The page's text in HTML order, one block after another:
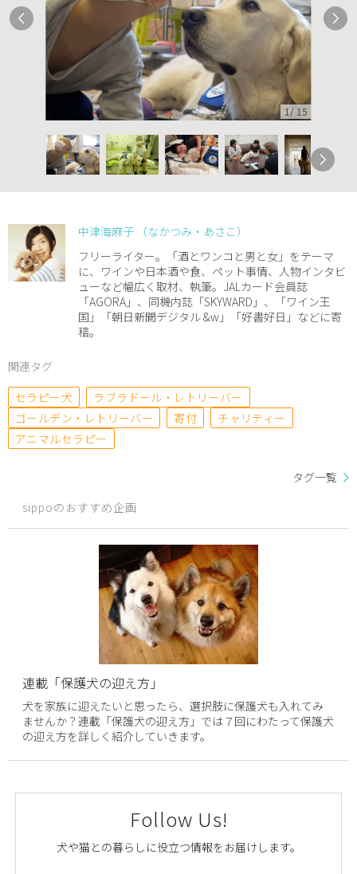
1 / 15
中津海麻子 （なかつみ・あさこ）
フリーライター。「酒とワンコと男と女」をテーマ
に、ワインや日本酒や食、ペット事情、人物インタビ
ューなど幅広く取材、執筆。JALカード会員誌
「AGORA」、同機内誌「SKYWARD」、「ワイン王
国」「朝日新聞デジタル &w」「好書好日」などに寄
稿。
関連タグ
セラピー犬
ラブラドール・レトリーバー
ゴールデン・レトリーバー
寄付
チャリティー
アニマルセラピー
タグ一覧
sippoのおすすめ企画
連載「保護犬の迎え方」
犬を家族に迎えたいと思ったら、選択肢に保護犬も入れてみ
ませんか？連載「保護犬の迎え方」では７回にわたって保護犬
の迎え方を詳しく紹介していきます。
Follow Us!
犬や猫との暮らしに役立つ情報をお届けします。